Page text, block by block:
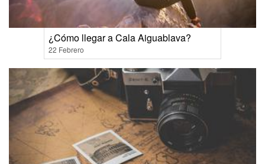
¿Cómo llegar a Cala Aiguablava?
22 Febrero